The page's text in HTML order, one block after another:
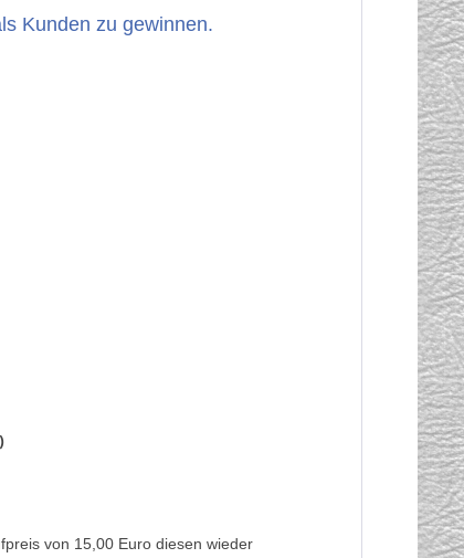
Kunden zu gewinnen.
von 15,00 Euro diesen wieder